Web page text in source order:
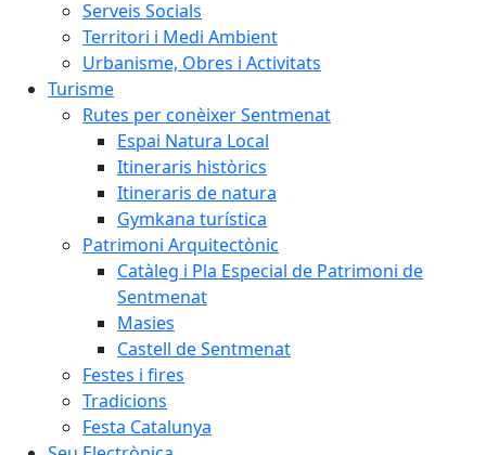
Serveis Socials
Territori i Medi Ambient
Urbanisme, Obres i Activitats
Turisme
Rutes per conèixer Sentmenat
Espai Natura Local
Itineraris històrics
Itineraris de natura
Gymkana turística
Patrimoni Arquitectònic
Catàleg i Pla Especial de Patrimoni de
Sentmenat
Masies
Castell de Sentmenat
Festes i fires
Tradicions
Festa Catalunya